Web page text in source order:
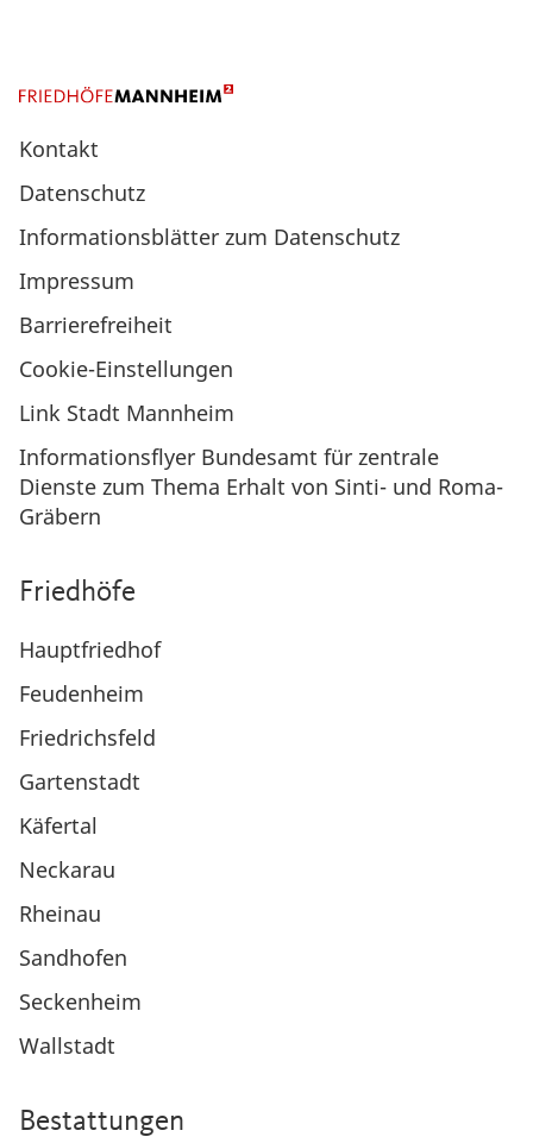
Kontakt
Datenschutz
Informationsblätter zum Datenschutz
Impressum
Barrierefreiheit
Cookie-Einstellungen
Link Stadt Mannheim
Informationsflyer Bundesamt für zentrale
Dienste zum Thema Erhalt von Sinti- und Roma-
Gräbern
Friedhöfe
Hauptfriedhof
Feudenheim
Friedrichsfeld
Gartenstadt
Käfertal
Neckarau
Rheinau
Sandhofen
Seckenheim
Wallstadt
Bestattungen